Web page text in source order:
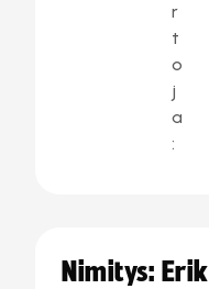
r
t
o
j
a
:
Nimitys: Erik